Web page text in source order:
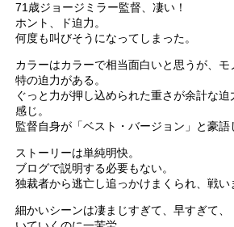
71歳ジョージミラー監督、凄い！
ホント、ド迫力。
何度も叫びそうになってしまった。
カラーはカラーで相当面白いと思うが、
特の迫力がある。
ぐっと力が押し込められた重さが余計な
感じ。
監督自身が「ベスト・バージョン」と豪語
ストーリーは単純明快。
ブログで説明する必要もない。
独裁者から逃亡し追っかけまくられ、戦い
細かいシーンは凄まじすぎて、早すぎて